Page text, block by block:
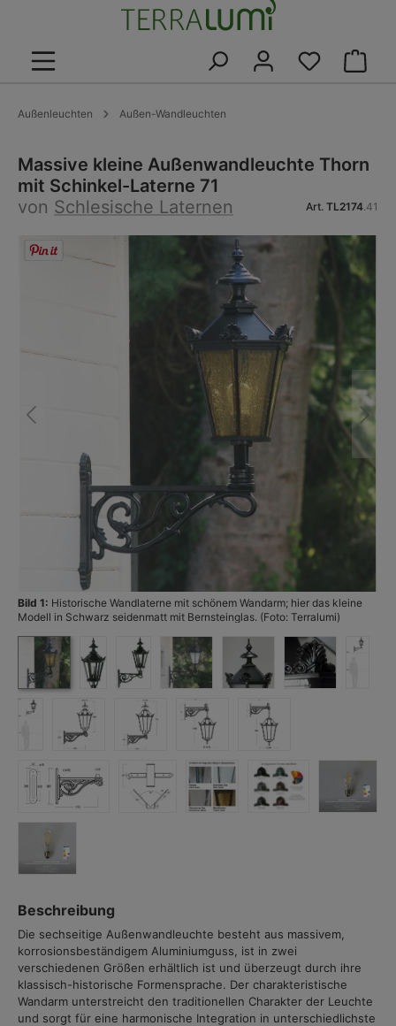
Außenleuchten Außen-Wandleuchten
Massive kleine Außenwandleuchte Thorn
mit Schinkel-Laterne 71
von Schlesische Laternen Art. TL2174.41
Bildergalerie überspringen
Bild 1: Historische Wandlaterne mit schönem Wandarm; hier das kleine
Modell in Schwarz seidenmatt mit Bernsteinglas. (Foto: Terralumi)
Beschreibung
Die sechseitige Außenwandleuchte besteht aus massivem,
korrosionsbeständigem Aluminiumguss, ist in zwei
verschiedenen Größen erhältlich ist und überzeugt durch ihre
klassisch-historische Formensprache. Der charakteristische
Wandarm unterstreicht den traditionellen Charakter der Leuchte
und sorgt für eine harmonische Integration in unterschiedlichste